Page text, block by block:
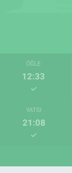
ÖĞLE
12:33
YATSI
21:08